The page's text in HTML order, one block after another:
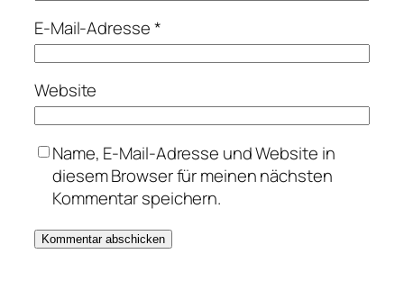
E-Mail-Adresse*
Website
Name, E-Mail-Adresse und Website in
diesem Browser für meinen nächsten
Kommentar speichern.